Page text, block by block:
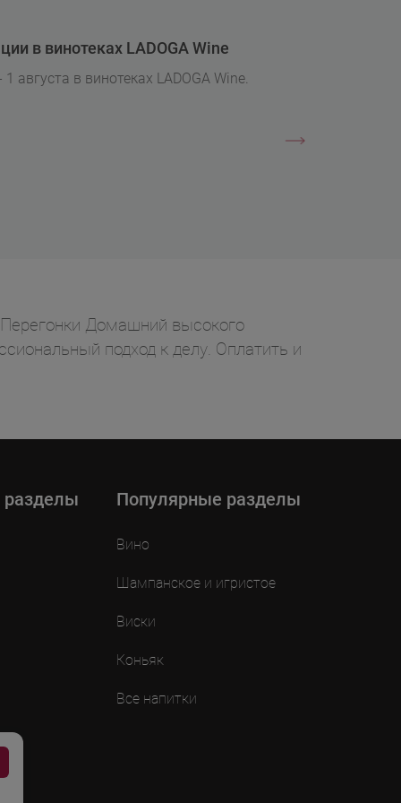
в винотеках LADOGA Wine
августа в винотеках LADOGA Wine.
Перегонки Домашний высокого
подход к делу. Оплатить и
разделы Популярные разделы
Вино
Шампанское и игристое
Виски
Коньяк
Все напитки